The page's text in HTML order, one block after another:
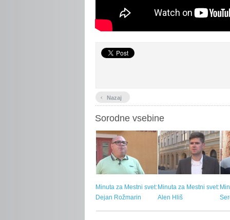
‹ Nazaj
Sorodne vsebine
Minuta za Mestni svet:
Dejan Rožmarin
Minuta za Mestni svet:
Alen Hliš